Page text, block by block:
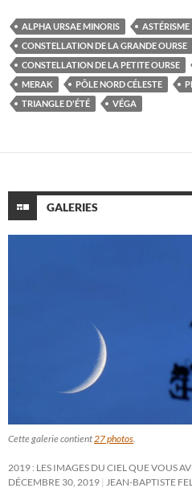
ALPHA URSAE MINORIS ASTÉRISME
CONSTELLATION DE LA GRANDE OURSE
CONSTELLATION DE LA PETITE OURSE
MERAK
PÔLE NORD CÉLESTE
TRIANGLE D'ÉTÉ
VÉGA
GALERIES
Cette galerie contient27 photos.
2019 : LES IMAGES DU CIEL QUE VOUS
DÉCEMBRE 30, 2019 JEAN-BAPTISTE